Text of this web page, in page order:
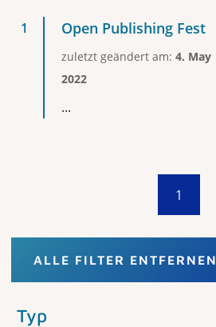
Open Publishing Fest
zuletzt geändert am: 4. May
2022
...
1
ALLE FILTER ENTFERNEN
Typ